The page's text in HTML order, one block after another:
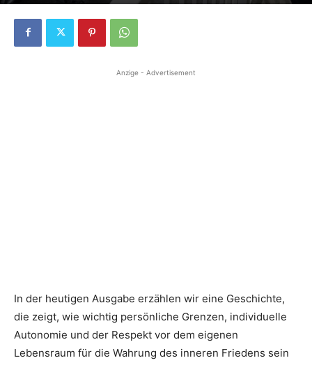
Anzige - Advertisement
In der heutigen Ausgabe erzählen wir eine Geschichte,
die zeigt, wie wichtig persönliche Grenzen, individuelle
Autonomie und der Respekt vor dem eigenen
Lebensraum für die Wahrung des inneren Friedens sein